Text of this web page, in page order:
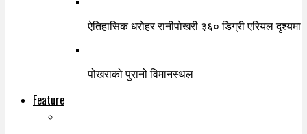
ऐतिहासिक धरोहर रानीपोखरी ३६० डिग्री एरियल दृश्यमा
पोखराको पुरानो विमानस्थल
Feature